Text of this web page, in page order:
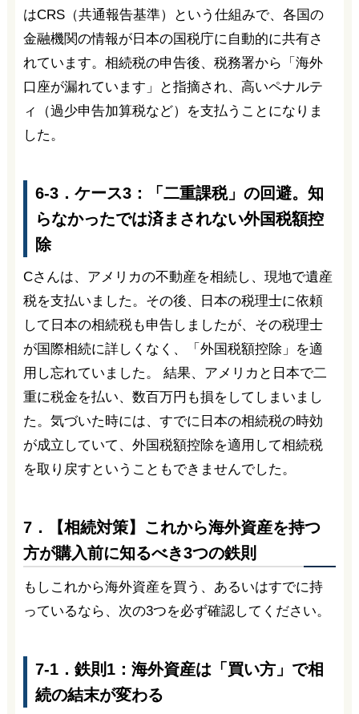
はCRS（共通報告基準）という仕組みで、各国の
金融機関の情報が日本の国税庁に自動的に共有さ
れています。相続税の申告後、税務署から「海外
口座が漏れています」と指摘され、高いペナルテ
ィ（過少申告加算税など）を支払うことになりま
した。
6-3．ケース3：「二重課税」の回避。知
らなかったでは済まされない外国税額控
除
Cさんは、アメリカの不動産を相続し、現地で遺産
税を支払いました。その後、日本の税理士に依頼
して日本の相続税も申告しましたが、その税理士
が国際相続に詳しくなく、「外国税額控除」を適
用し忘れていました。 結果、アメリカと日本で二
重に税金を払い、数百万円も損をしてしまいまし
た。気づいた時には、すでに日本の相続税の時効
が成立していて、外国税額控除を適用して相続税
を取り戻すということもできませんでした。
7．【相続対策】これから海外資産を持つ
方が購入前に知るべき3つの鉄則
もしこれから海外資産を買う、あるいはすでに持
っているなら、次の3つを必ず確認してください。
7-1．鉄則1：海外資産は「買い方」で相
続の結末が変わる